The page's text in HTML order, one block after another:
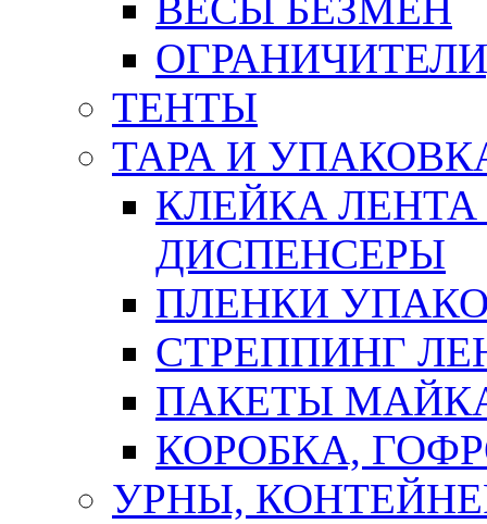
ВЕСЫ БЕЗМЕН
ТЕНТЫ
ТАРА И
КЛЕЙКА
ДИСПЕНСЕРЫ
ПЛЕНКИ
СТРЕППИНГ
ПАКЕТЫ
КОРОБКА,
УРНЫ,